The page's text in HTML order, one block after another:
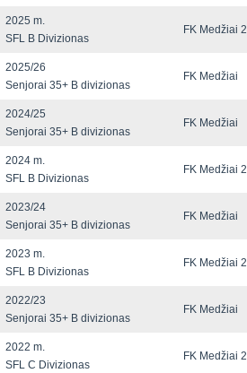
2025 m.
SFL B Divizionas
FK Medžiai 2
2025/26
Senjorai 35+ B divizionas
FK Medžiai
2024/25
Senjorai 35+ B divizionas
FK Medžiai
2024 m.
SFL B Divizionas
FK Medžiai 2
2023/24
Senjorai 35+ B divizionas
FK Medžiai
2023 m.
SFL B Divizionas
FK Medžiai 2
2022/23
Senjorai 35+ B divizionas
FK Medžiai
2022 m.
SFL C Divizionas
FK Medžiai 2